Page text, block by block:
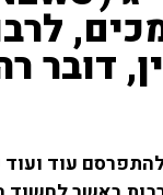
דובר
עוד